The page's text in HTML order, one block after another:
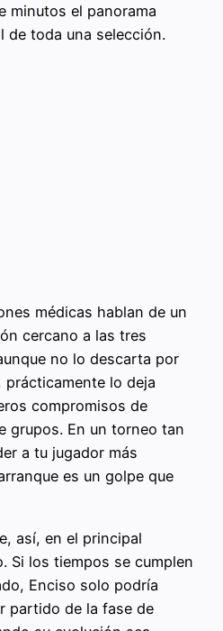
minutos el panorama
de toda una selección.
médicas hablan de un
cercano a las tres
no lo descarta por
lo deja
compromisos de
grupos. En un torneo tan
a tu jugador más
es un golpe que
así, en el principal
Si los tiempos se cumplen
Enciso solo podría
partido de la fase de